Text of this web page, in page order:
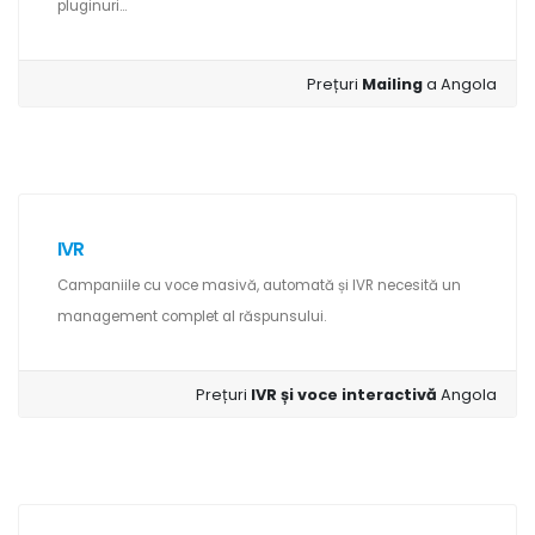
pluginuri...
Prețuri Mailinga Angola
IVR
Campaniile cu voce masivă, automată și IVR necesită un
management complet al răspunsului.
Prețuri IVR și voce interactivăAngola